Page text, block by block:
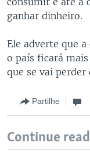
ganhar dinheiro.
Ele adverte que
o país ficará
que se vai
Partilhe
Continue